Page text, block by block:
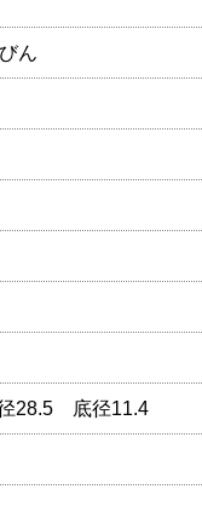
ん
28.5 底径11.4